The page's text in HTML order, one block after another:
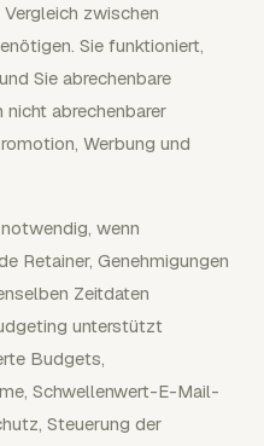
zwischen
Sie funktioniert,
Sie abrechenbare
abrechenbarer
Werbung und
wenn
Retainer, Genehmigungen
Zeitdaten
unterstützt
Budgets,
Schwellenwert-E-Mail-
Steuerung der